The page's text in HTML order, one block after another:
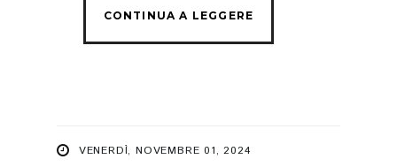
VENERDÌ, NOVEMBRE 01, 2024